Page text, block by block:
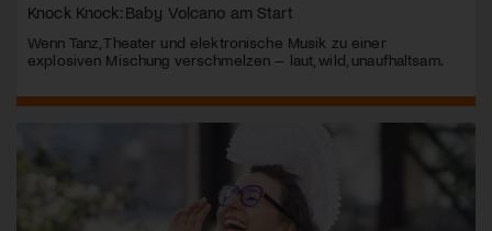
Knock Knock: Baby Volcano am Start
Wenn Tanz, Theater und elektronische Musik zu einer
explosiven Mischung verschmelzen – laut, wild, unaufhaltsam.